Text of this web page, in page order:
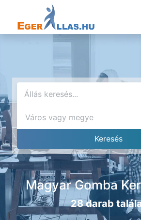
Magyar Gomba
28 darab